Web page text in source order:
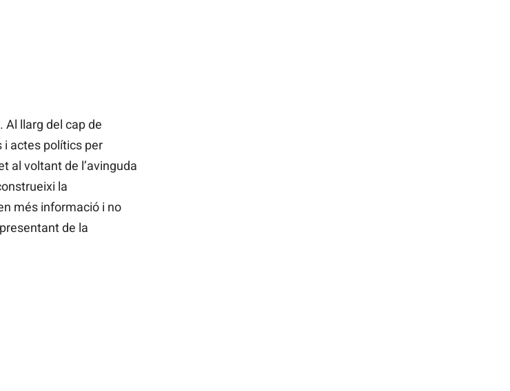
Al llarg del cap de
i actes polítics per
al voltant de l’avinguda
la
més informació i no
de la